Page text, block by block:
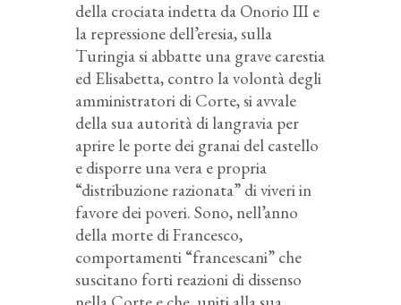
della crociata indetta da Onorio III e
la repressione dell’eresia, sulla
Turingia si abbatte una grave carestia
ed Elisabetta, contro la volontà degli
amministratori di Corte, si avvale
della sua autorità di langravia per
aprire le porte dei granai del castello
e disporre una vera e propria
“distribuzione razionata” di viveri in
favore dei poveri. Sono, nell’anno
della morte di Francesco,
comportamenti “francescani” che
suscitano forti reazioni di dissenso